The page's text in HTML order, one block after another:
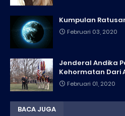
Kumpulan
Februari 03, 2020
Jenderal Andika
Kehormatan Dari
Februari 01, 2020
BACA JUGA